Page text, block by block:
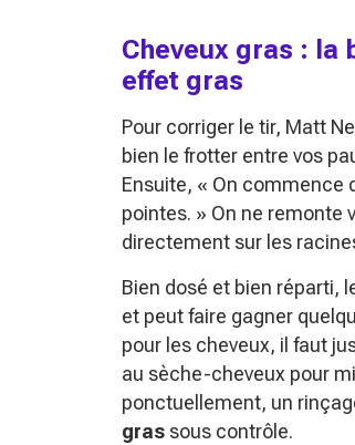
Cheveux gras : la
effet gras
Pour corriger le tir, Matt
bien le frotter entre vos
Ensuite, « On commence
pointes. » On ne remonte
directement sur les
Bien dosé et bien réparti,
et peut faire gagner
pour les cheveux, il faut
au sèche-cheveux pour
ponctuellement, un
gras sous contrôle.